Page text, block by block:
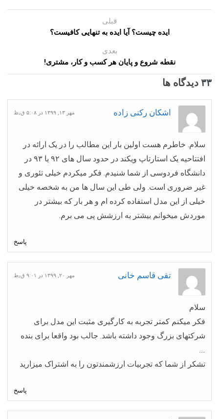
قبلی
ایده چیست؟ آیا ایده به تنهایی کافیست؟
بعدی
نقطه شروع و پایان هر کسب و کار، مشتری!
۳۳ دیدگاه ها
اشکان رکنی زاده مهر ۱۳, ۱۳۹۹ در ۵:۰۸ ق٫ظ
سلام. خاطرم هست اولین بار این مطالب را در یک ارائه در
افتتاحیه یک استارتاپ ویکند در حدود سال های ۹۲ یا ۹۳ در
دانشگاه فردوسی از شما شنیدم. فکر میکردم خیلی تئوری و
غیر ضروری است. ولی طی این سال ها من به شخصه خیلی
خیلی از این مدل استفاده کرده ام و هر بار که بیشتر در
موردش میخوانم بیشتر به ارزشش پی می برم.
پاسخ
تقی قاسم خانی مهر ۲۰, ۱۳۹۹ در ۹:۰۱ ق٫ظ
سلام
فکر میکنم کمتر تجربه به کارگیری مثبت این مدل برای
شرکتهای بزرگ وجود داشته باشد. جالب بود واقعا برای بنده
….
تشکر از شما که تجربیات ارزشمندتون را به اشتراک میزارید
پاسخ